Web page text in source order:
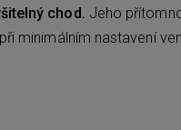
chod. Jeho
minimálním nastavení